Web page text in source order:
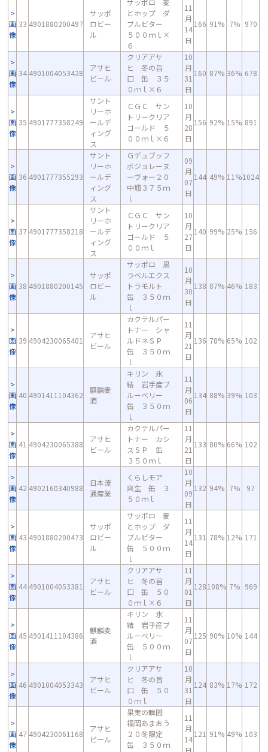
画
像
33 4901880200497
サッポ
ロビー
ル
サッポロ 麦
とホップ ダ
ブルビター
５００ｍｌ×
６
11
月
14
日
166 91% 7% 970
画
像
34 4901004053428
アサヒ
ビール
クリアアサ
ヒ 冬の旨
口 缶 ３５
０ｍｌ×６
10
月
31
日
160 87% 36% 678
画
像
35 4901777358249
サント
リーホ
ールデ
ィング
ス
ＣＧＣ サン
トリークリア
ゴールド ５
００ｍｌ×６
10
月
28
日
156 92% 15% 891
画
像
36 4901777355293
サント
リーホ
ールデ
ィング
ス
Ｇデュブッフ
ボジョレーヌ
ーヴォー２０
中瓶３７５ｍ
ｌ
09
月
07
日
144 49% 11%1024
画
像
37 4901777358218
サント
リーホ
ールデ
ィング
ス
ＣＧＣ サン
トリークリア
ゴールド ５
００ｍｌ
10
月
27
日
140 99% 25% 156
画
像
38 4901880200145
サッポ
ロビー
ル
サッポロ 黒
ラベルエクス
トラモルト
缶 ３５０ｍ
ｌ
10
月
30
日
138 87% 46% 183
画
像
39 4904230065401
アサヒ
ビール
カクテルパー
トナー シャ
ルドネＳＰ
缶 ３５０ｍ
ｌ
11
月
21
日
136 78% 65% 102
画
像
40 4901411104362
麒麟麦
酒
キリン 氷
結 岩手産ブ
ルーベリー
缶 ３５０ｍ
ｌ
11
月
06
日
134 88% 39% 103
画
像
41 4904230065388
アサヒ
ビール
カクテルパー
トナー カシ
スＳＰ 缶
３５０ｍｌ
11
月
21
日
133 80% 66% 102
画
像
42 4902160340988
日本流
通産業
くらしモア
爽生 缶 ３
５０ｍｌ
10
月
09
日
132 94% 7% 97
画
像
43 4901880200473
サッポ
ロビー
ル
サッポロ 麦
とホップ ダ
ブルビター
缶 ５００ｍ
ｌ
11
月
14
日
131 78% 12% 171
画
像
44 4901004053381
アサヒ
ビール
クリアアサ
ヒ 冬の旨
口 缶 ５０
０ｍｌ×６
11
月
01
日
128108% 7% 969
画
像
45 4901411104386
麒麟麦
酒
キリン 氷
結 岩手産ブ
ルーベリー
缶 ５００ｍ
ｌ
11
月
07
日
125 90% 10% 144
画
像
46 4901004053343
アサヒ
ビール
クリアアサ
ヒ 冬の旨
口 缶 ５０
０ｍｌ
10
月
31
日
124 83% 17% 172
画
像
47 4904230061168
アサヒ
ビール
果実の瞬間
福岡あまおう
２０冬限定
缶 ３５０ｍ
11
月
14
日
121 91% 49% 103